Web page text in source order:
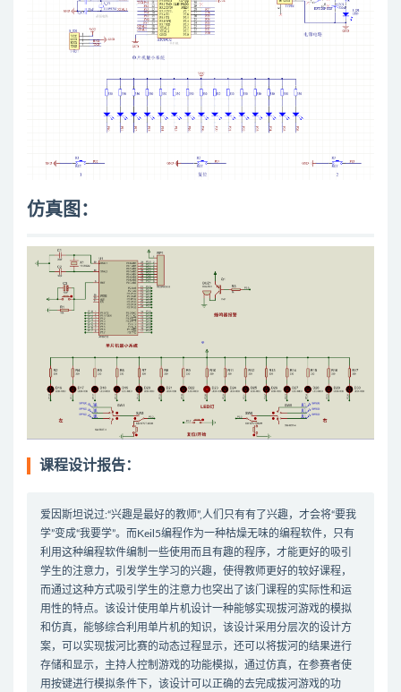
仿真图：
课程设计报告：
爱因斯坦说过:“兴趣是最好的教师”,人们只有有了兴趣，才会将“要我
学”变成“我要学”。而Keil5编程作为一种枯燥无味的编程软件，只有
利用这种编程软件编制一些使用而且有趣的程序，才能更好的吸引
学生的注意力，引发学生学习的兴趣，使得教师更好的较好课程，
而通过这种方式吸引学生的注意力也突出了该门课程的实际性和运
用性的特点。该设计使用单片机设计一种能够实现拔河游戏的模拟
和仿真，能够综合利用单片机的知识，该设计采用分层次的设计方
案，可以实现拔河比赛的动态过程显示，还可以将拔河的结果进行
存储和显示，主持人控制游戏的功能模拟，通过仿真，在参赛者使
用按键进行模拟条件下，该设计可以正确的去完成拔河游戏的功